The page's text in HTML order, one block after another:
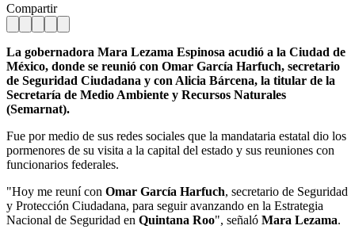
Compartir
La gobernadora Mara Lezama Espinosa acudió a la Ciudad de
México, donde se reunió con Omar García Harfuch, secretario
de Seguridad Ciudadana y con Alicia Bárcena, la titular de la
Secretaría de Medio Ambiente y Recursos Naturales
(Semarnat).
Fue por medio de sus redes sociales que la mandataria estatal dio los
pormenores de su visita a la capital del estado y sus reuniones con
funcionarios federales.
"Hoy me reuní con Omar García Harfuch, secretario de Seguridad
y Protección Ciudadana, para seguir avanzando en la Estrategia
Nacional de Seguridad en Quintana Roo", señaló Mara Lezama.